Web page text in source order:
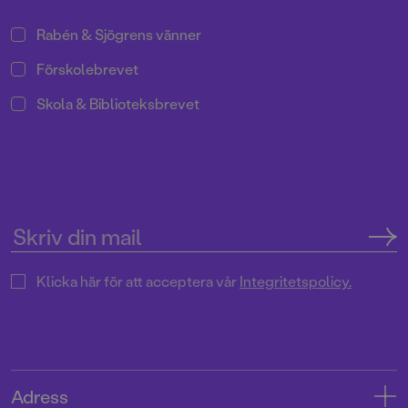
Rabén & Sjögrens vänner
Förskolebrevet
Skola & Biblioteksbrevet
Klicka här för att acceptera vårIntegritetspolicy.
Adress